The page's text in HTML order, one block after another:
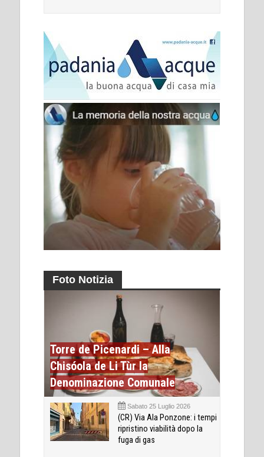
Foto Notizia
Torre de Picenardi – Alla
Chisóola de Li Tùr la
Denominazione Comunale
Sabato 25 Luglio 2026
(CR) Via Ala Ponzone: i tempi
ripristino viabilità dopo la
fuga di gas